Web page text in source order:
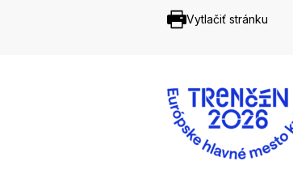
Vytlačiť stránku